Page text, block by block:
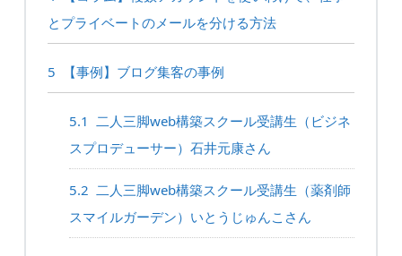
とプライベートのメールを分ける方法
5 【事例】ブログ集客の事例
5.1 二人三脚web構築スクール受講生（ビジネ
スプロデューサー）石井元康さん
5.2 二人三脚web構築スクール受講生（薬剤師
スマイルガーデン）いとうじゅんこさん